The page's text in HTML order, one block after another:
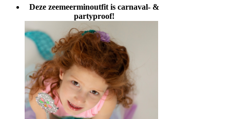
Deze zeemeerminoutfit is carnaval- &
partyproof!